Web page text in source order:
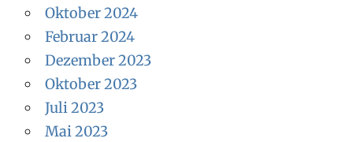
Oktober 2024
Februar 2024
Dezember 2023
Oktober 2023
Juli 2023
Mai 2023